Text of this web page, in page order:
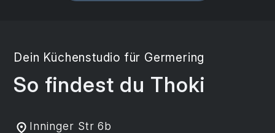
Dein Küchenstudio für Germering
So findest du Thoki
Inninger Str 6b